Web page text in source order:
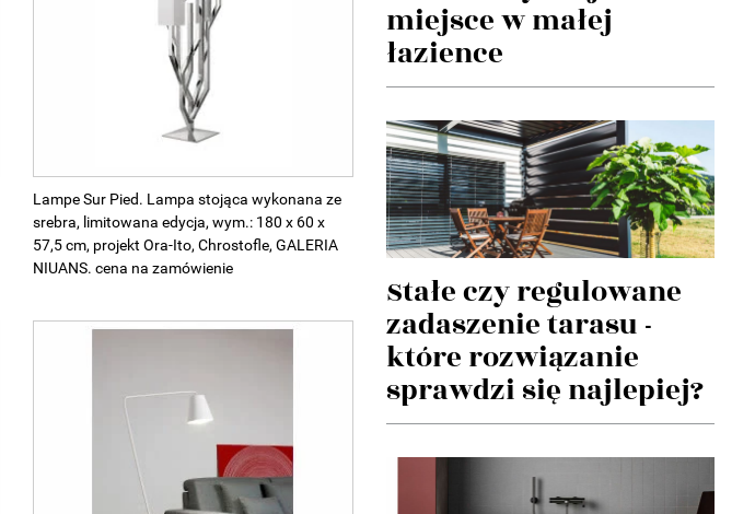
Lampe Sur Pied. Lampa stojąca wykonana ze
srebra, limitowana edycja, wym.: 180 x 60 x
57,5 cm, projekt Ora-Ito, Chrostofle, GALERIA
NIUANS. cena na zamówienie
miejsce w małej
łazience
Stałe czy regulowane
zadaszenie tarasu -
które rozwiązanie
sprawdzi się najlepiej?